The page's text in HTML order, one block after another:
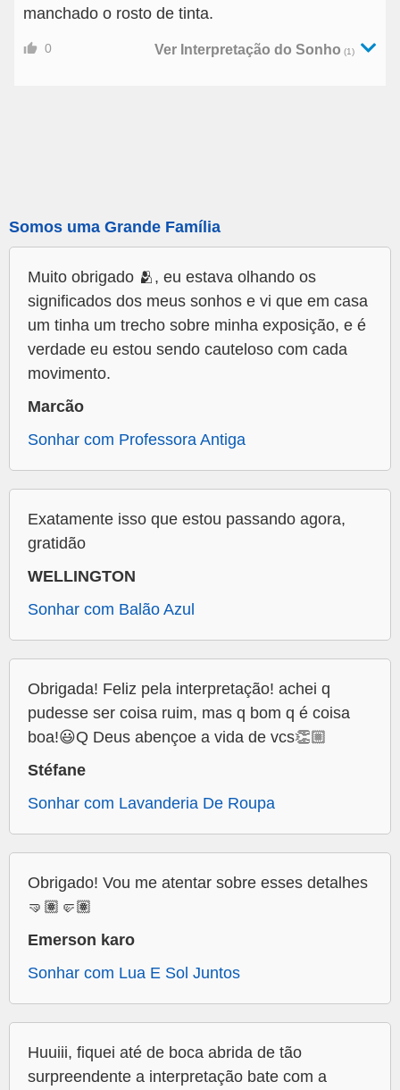
manchado o rosto de tinta.
0 Ver Interpretação do Sonho (1)
Somos uma Grande Família
Muito obrigado 🫂, eu estava olhando os
significados dos meus sonhos e vi que em casa
um tinha um trecho sobre minha exposição, e é
verdade eu estou sendo cauteloso com cada
movimento.
Marcão
Sonhar com Professora Antiga
Exatamente isso que estou passando agora,
gratidão
WELLINGTON
Sonhar com Balão Azul
Obrigada! Feliz pela interpretação! achei q
pudesse ser coisa ruim, mas q bom q é coisa
boa!😃Q Deus abençoe a vida de vcs👏🏼
Stéfane
Sonhar com Lavanderia De Roupa
Obrigado! Vou me atentar sobre esses detalhes
🤜🏽🤛🏽
Emerson karo
Sonhar com Lua E Sol Juntos
Huuiii, fiquei até de boca abrida de tão
surpreendente a interpretação bate com a